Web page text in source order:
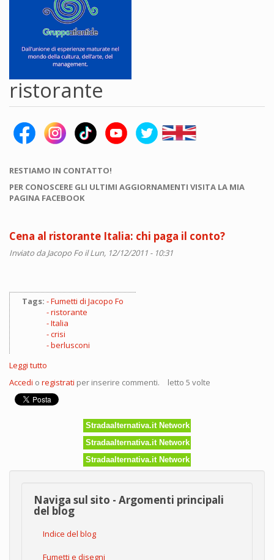
ristorante
RESTIAMO IN CONTATTO!
PER CONOSCERE GLI ULTIMI AGGIORNAMENTI VISITA LA MIA
PAGINA FACEBOOK
Cena al ristorante Italia: chi paga il conto?
Inviato daJacopo Fo il Lun, 12/12/2011 - 10:31
Tags:
Fumetti di Jacopo Fo
ristorante
Italia
crisi
berlusconi
Leggi tutto
al
ristorante
Italia:
Accedi o registrati per inserire commenti. letto 5 volte
Stradaalternativa.it Network
Stradaalternativa.it Network
Stradaalternativa.it Network
Naviga sul sito - Argomenti principali
del blog
Indice del blog
Fumetti e disegni